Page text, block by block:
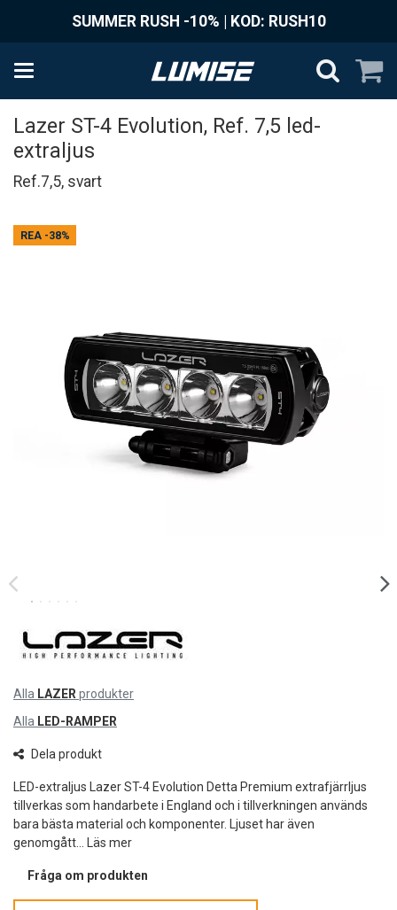
SUMMER RUSH -10% | KOD: RUSH10
Lazer ST-4 Evolution, Ref. 7,5 led-
extraljus
Ref.7,5, svart
REA -38%
Alla LAZER produkter
Alla LED-RAMPER
Dela produkt
LED-extraljus Lazer ST-4 Evolution Detta Premium extrafjärrljus
tillverkas som handarbete i England och i tillverkningen används
bara bästa material och komponenter. Ljuset har även
genomgått... Läs mer
Fråga om produkten